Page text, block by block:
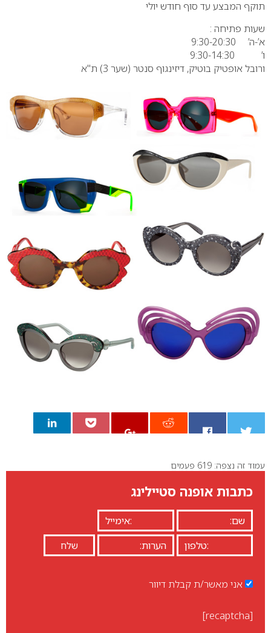
תוקף המבצע עד סוף חודש יולי
שעות פתיחה :
א’-ה’ 9:30-20:30
ו’ 9:30-14:30
ורובל אופטיק בוטיק, דיזינגוף סנטר (שער 3) ת"א
0
עמוד זה נצפה: 619 פעמים
כתבות אופנה סטיילינג
אני מאשר/ת קבלת דיוור
[recaptcha]